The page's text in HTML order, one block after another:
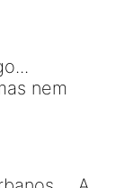
nem